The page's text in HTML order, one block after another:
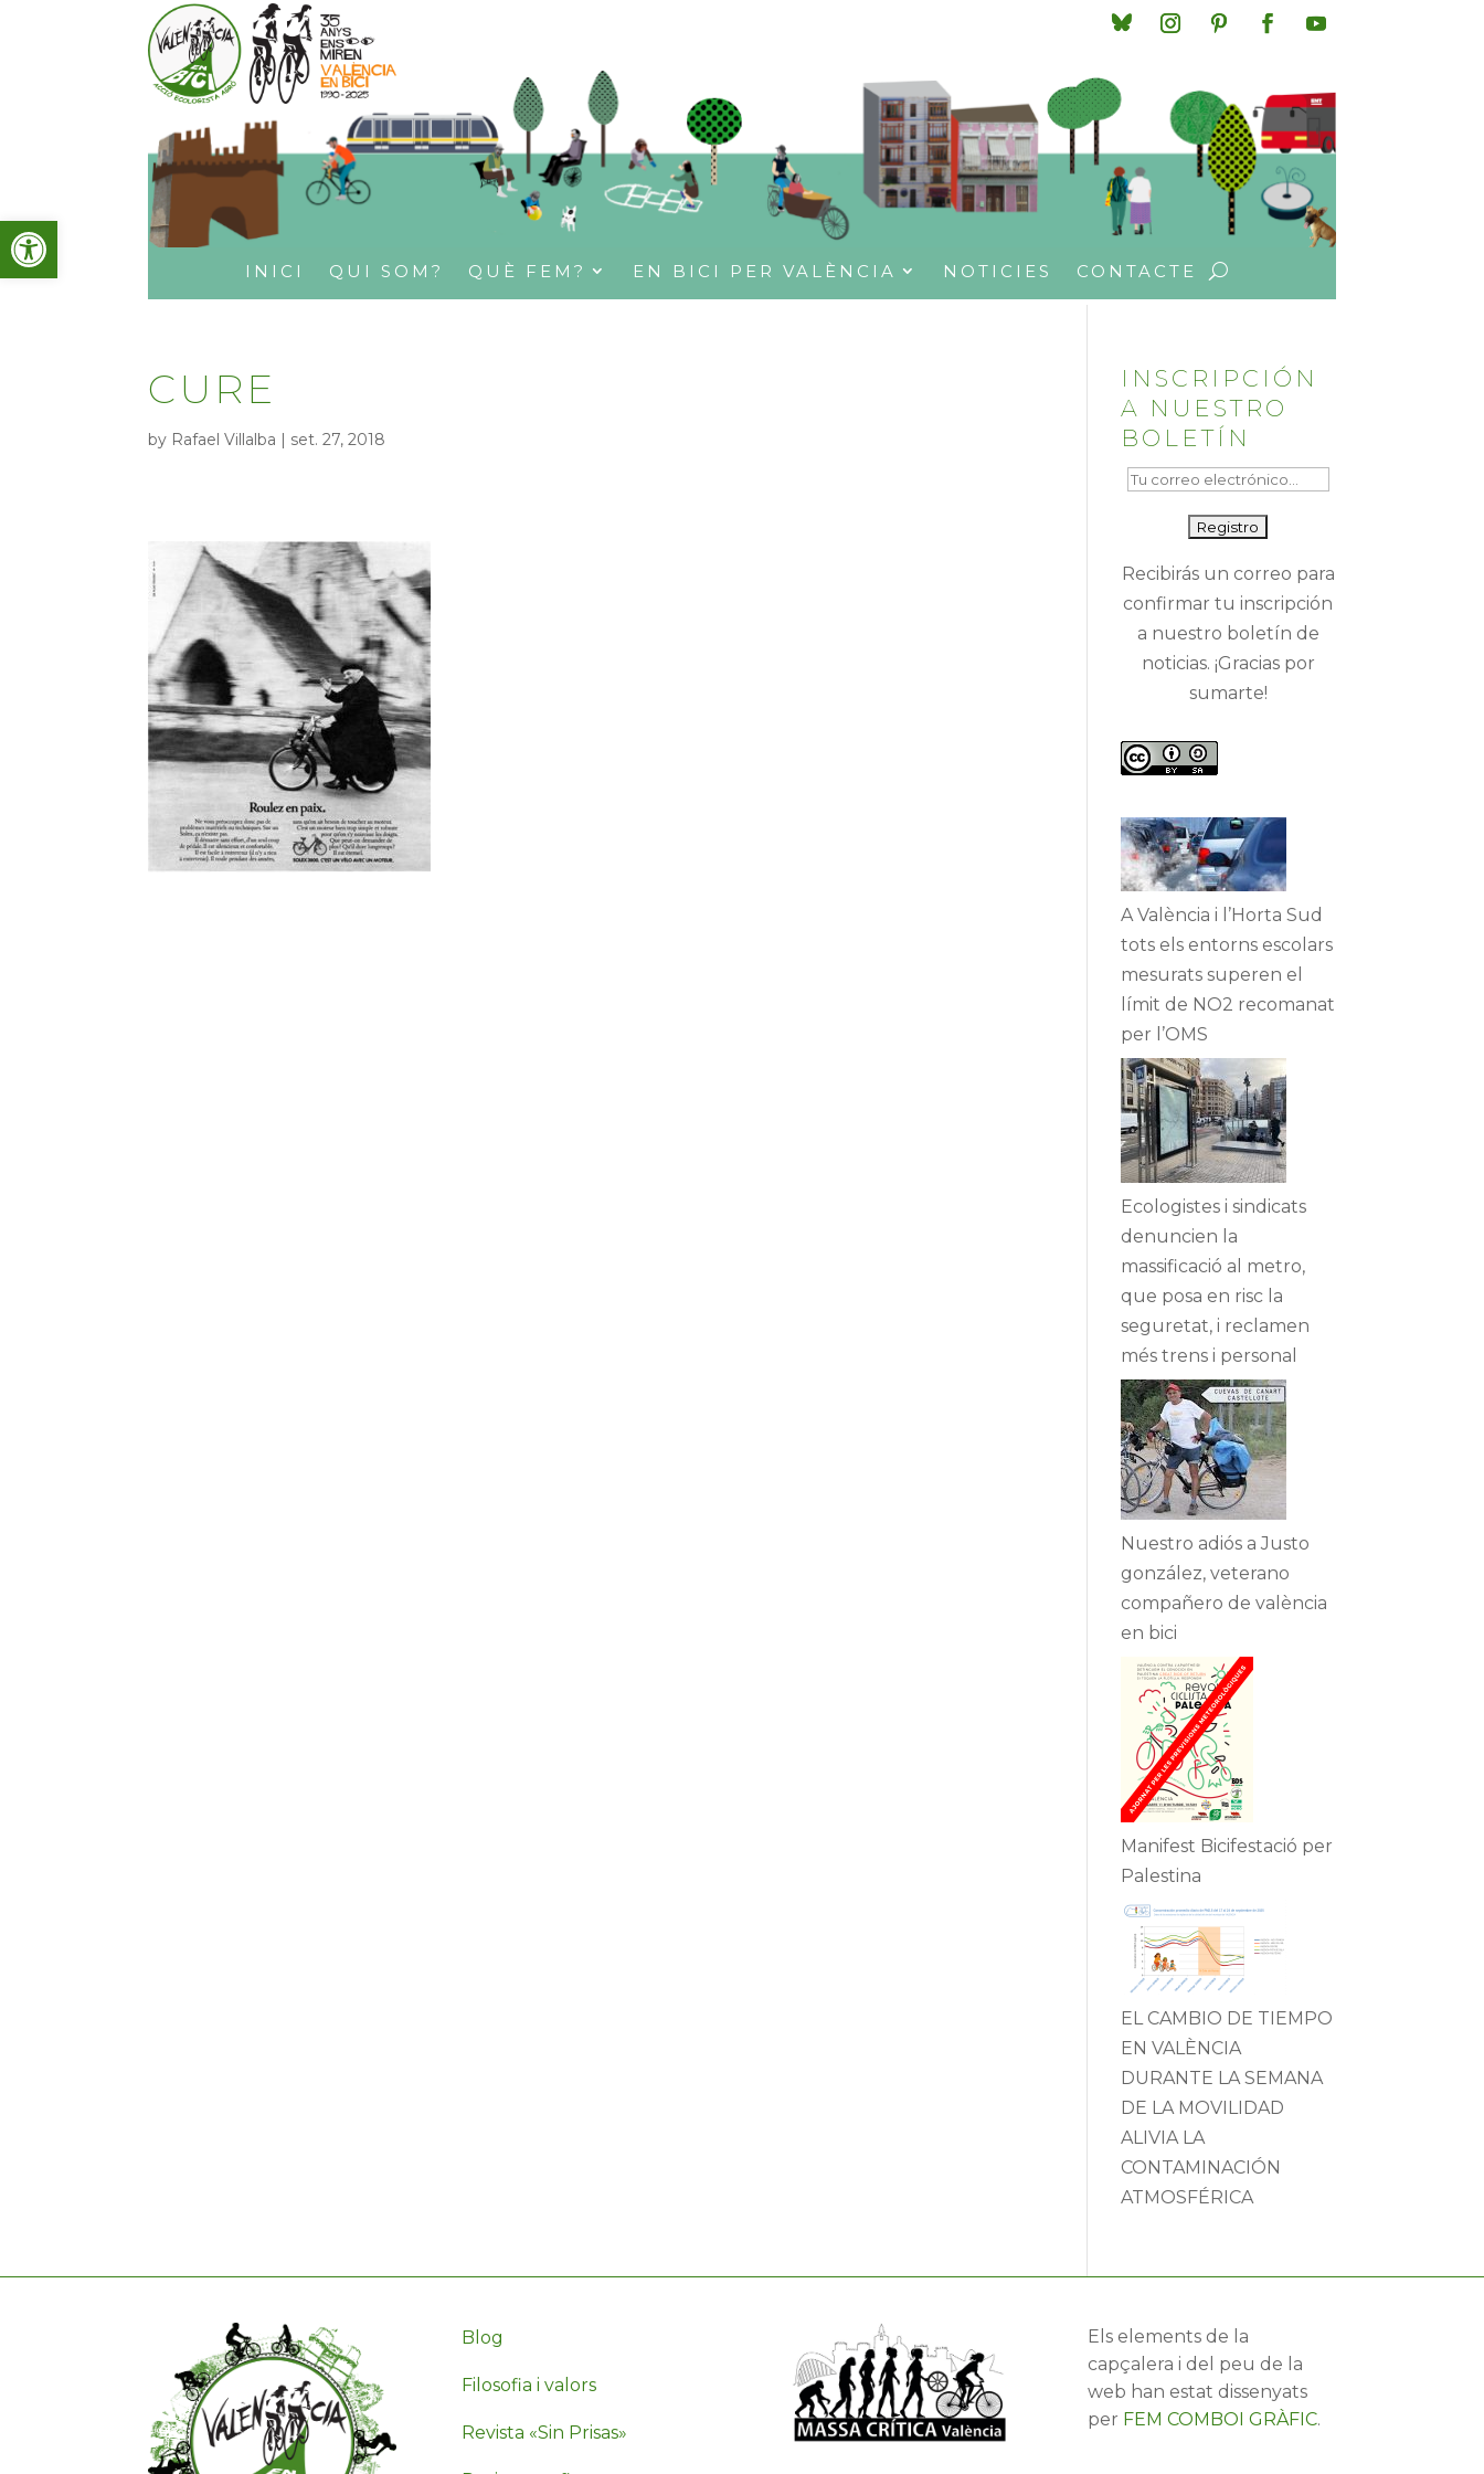
Obre la barra d'eines
INICI QUI SOM? QUÈ FEM? EN BICI PER VALÈNCIA NOTICIES CONTACTE
CURE
by Rafael Villalba | set. 27, 2018
INSCRIPCIÓN
A NUESTRO
BOLETÍN
Recibirás un correo para
confirmar tu inscripción
a nuestro boletín de
noticias. ¡Gracias por
sumarte!
A València i l’Horta Sud
tots els entorns escolars
mesurats superen el
límit de NO2 recomanat
per l’OMS
Ecologistes i sindicats
denuncien la
massificació al metro,
que posa en risc la
seguretat, i reclamen
més trens i personal
Nuestro adiós a Justo
gonzález, veterano
compañero de valència
en bici
Manifest Bicifestació per
Palestina
EL CAMBIO DE TIEMPO
EN VALÈNCIA
DURANTE LA SEMANA
DE LA MOVILIDAD
ALIVIA LA
CONTAMINACIÓN
ATMOSFÉRICA
Blog
Filosofia i valors
Revista «Sin Prisas»
Els elements de la
capçalera i del peu de la
web han estat dissenyats
per FEM COMBOI GRÀFIC.